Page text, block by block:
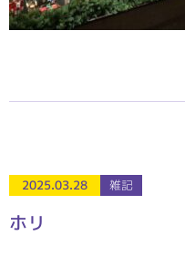
2025.03.28 雑記
ホリ